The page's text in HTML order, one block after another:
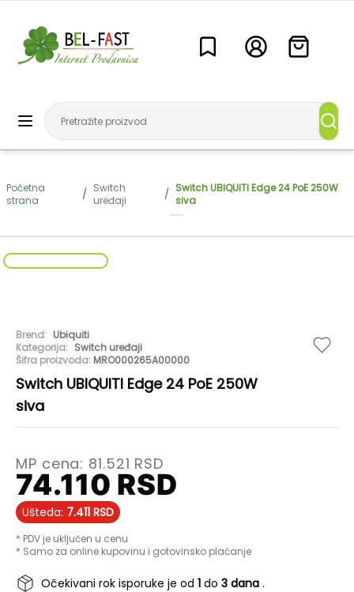
Početna
strana
/ Switch
uređaji
/ Switch UBIQUITI Edge 24 PoE 250W
siva
Brend: Ubiquiti
Kategorija: Switch uređaji
Šifra proizvoda: MRO000265A00000
Switch UBIQUITI Edge 24 PoE 250W
siva
MP cena: 81.521 RSD
74.110 RSD
Ušteda: 7.411 RSD
* PDV je uključen u cenu
* Samo za online kupovinu i gotovinsko plaćanje
Očekivani rok isporuke je od 1 do 3 dana .